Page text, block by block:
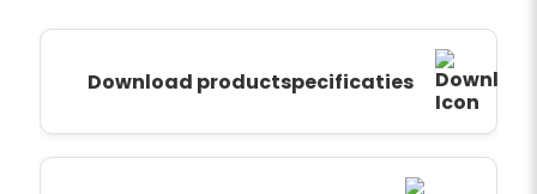
Download productspecificaties